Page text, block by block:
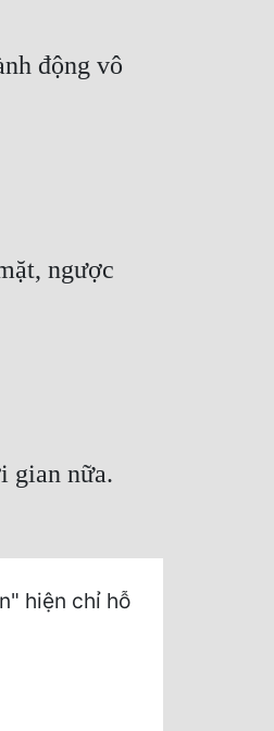
động vô
ngược
gian nữa.
hiện chỉ hỗ